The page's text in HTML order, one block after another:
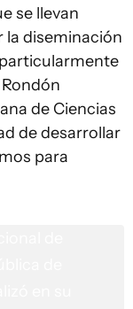
se llevan
la diseminación
de Ciencias
de desarrollar
para